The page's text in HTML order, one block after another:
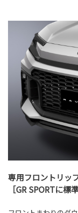
専用フロントリッ
［GR SPORTに標